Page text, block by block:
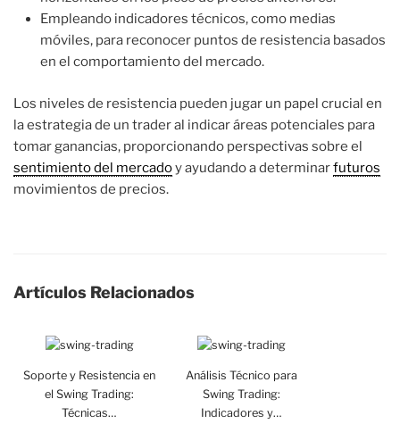
Empleando indicadores técnicos, como medias
móviles, para reconocer puntos de resistencia basados
en el comportamiento del mercado.
Los niveles de resistencia pueden jugar un papel crucial en
la estrategia de un trader al indicar áreas potenciales para
tomar ganancias, proporcionando perspectivas sobre el
sentimiento del mercadoy ayudando a determinarfuturos
movimientos de precios.
Artículos Relacionados
Soporte y Resistencia en
el Swing Trading:
Técnicas…
Análisis Técnico para
Swing Trading:
Indicadores y…